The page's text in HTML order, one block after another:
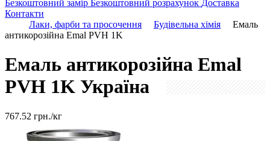
Безкоштовний замір Безкоштовний розрахунок Доставка
Контакти
Лаки, фарби та просочення
Будівельна хімія
Емаль
антикорозійна Emal PVH 1K
Емаль антикорозійна Emal
PVH 1K Україна
767.52 грн./кг